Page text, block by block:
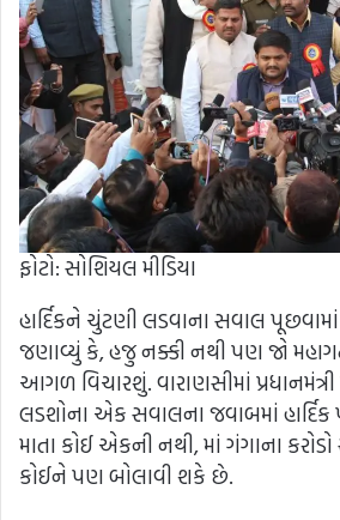
ફોટો: સોશિયલ મીડિયા
હાર્દિકને ચુંટણી લડવાના સવાલ
જણાવ્યું કે, હજુ નક્કી નથી પણ જો
આગળ વિચારશું. વારાણસીમાં
લડશોના એક સવાલના જવાબમાં
માતા કોઈ એકની નથી, માં ગંગાના
કોઈને પણ બોલાવી શકે છે.